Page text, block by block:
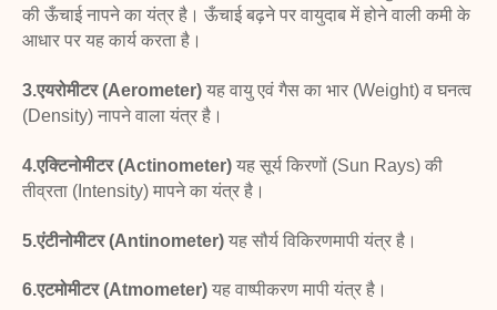
की ऊँचाई नापने का यंत्र है। ऊँचाई बढ़ने पर वायुदाब में होने वाली कमी के
आधार पर यह कार्य करता है।
3.एयरोमीटर (Aerometer) यह वायु एवं गैस का भार (Weight) व घनत्व
(Density) नापने वाला यंत्र है।
4.एक्टिनोमीटर (Actinometer) यह सूर्य किरणों (Sun Rays) की
तीव्रता (Intensity) मापने का यंत्र है।
5.एंटीनोमीटर (Antinometer) यह सौर्य विकिरणमापी यंत्र है।
6.एटमोमीटर (Atmometer) यह वाष्पीकरण मापी यंत्र है।